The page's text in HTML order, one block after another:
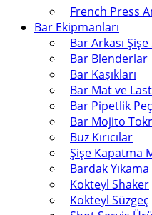
French Press
Bar Ekipmanları
Bar Arkası
Bar Blenderlar
Bar Kaşıkları
Bar Mat ve
Bar Pipetlik
Bar Mojito
Buz Kırıcılar
Şişe Kapatma
Bardak
Kokteyl Shaker
Kokteyl Süzgeç